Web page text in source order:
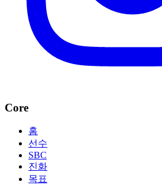
Core
홈
선수
SBC
진화
목표